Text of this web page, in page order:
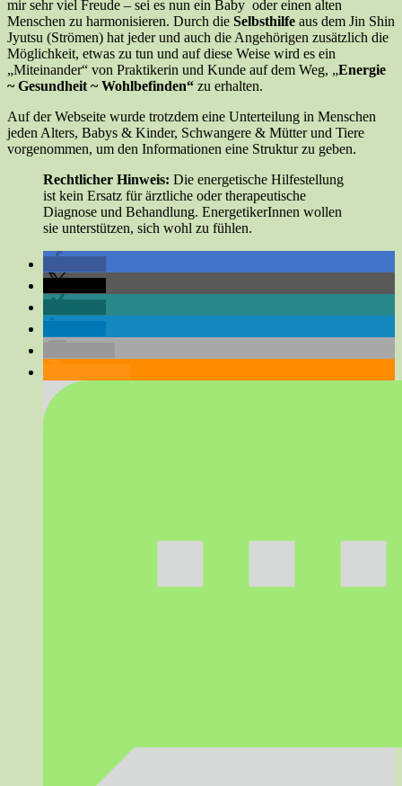
mir sehr viel Freude – sei es nun ein Baby oder einen alten
Menschen zu harmonisieren. Durch die Selbsthilfe aus dem Jin Shin
Jyutsu (Strömen) hat jeder und auch die Angehörigen zusätzlich die
Möglichkeit, etwas zu tun und auf diese Weise wird es ein
„Miteinander“ von Praktikerin und Kunde auf dem Weg, „Energie
~ Gesundheit ~ Wohlbefinden“ zu erhalten.
Auf der Webseite wurde trotzdem eine Unterteilung in Menschen
jeden Alters, Babys & Kinder, Schwangere & Mütter und Tiere
vorgenommen, um den Informationen eine Struktur zu geben.
Rechtlicher Hinweis: Die energetische Hilfestellung
ist kein Ersatz für ärztliche oder therapeutische
Diagnose und Behandlung. EnergetikerInnen wollen
sie unterstützen, sich wohl zu fühlen.